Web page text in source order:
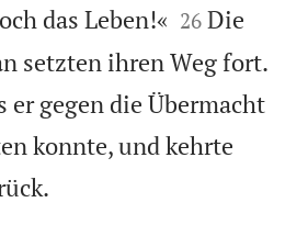
das Leben!« 

26 Die
setzten ihren Weg fort.
er gegen die Übermacht
konnte, und kehrte